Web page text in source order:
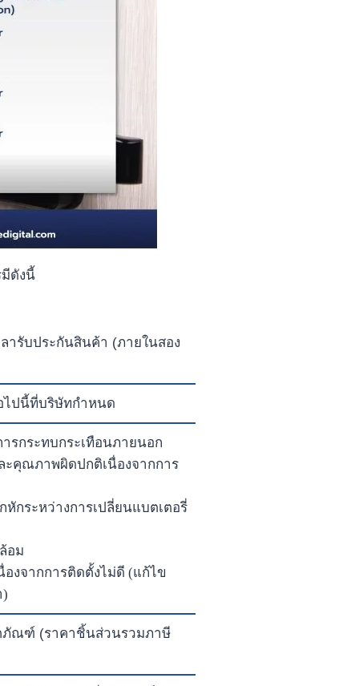
ดังนี้
ารับประกันสินค้า (ภายในสอง
ไปนี้ที่บริษัทกำหนด
รกระทบกระเทือนภายนอก
ะคุณภาพผิดปกติเนื่องจากการ
กระหว่างการเปลี่ยนแบตเตอรี่
อม
งจากการติดตั้งไม่ดี (แก้ไข
ภัณฑ์ (ราคาชิ้นส่วนรวมภาษี